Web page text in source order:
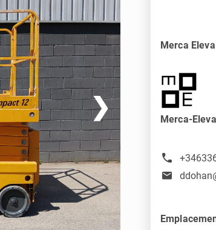
❯
Merca
Merca-Eleva